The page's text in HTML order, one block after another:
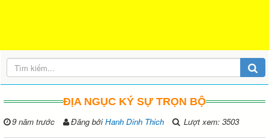
ĐỊA NGỤC KÝ SỰ TRỌN BỘ
9 năm trước Đăng bởiHanh Dinh Thich Lượt xem: 3503